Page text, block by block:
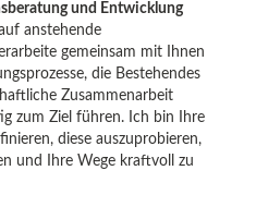
und Entwicklung
anstehende
gemeinsam mit Ihnen
die Bestehendes
Zusammenarbeit
zum Ziel führen. Ich bin Ihre
diese auszuprobieren,
und Ihre Wege kraftvoll zu